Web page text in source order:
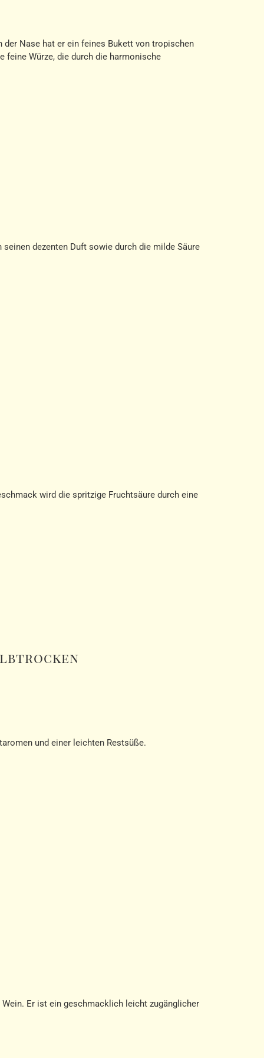
Nase hat er ein feines Bukett von tropischen
feine Würze, die durch die harmonische
dezenten Duft sowie durch die milde Säure
wird die spritzige Fruchtsäure durch eine
und einer leichten Restsüße.
Er ist ein geschmacklich leicht zugänglicher